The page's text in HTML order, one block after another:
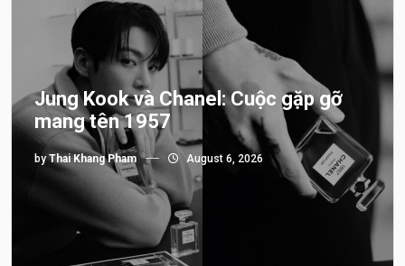
Jung Kook và Chanel: Cuộc gặp gỡ
mang tên 1957
byThai Khang Pham August 6, 2026